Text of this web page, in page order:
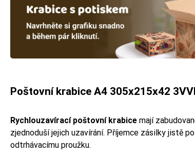
Poštovní krabice A4 305x215x42
Rychlouzavírací poštovní krabice mají
zjednoduší jejich uzavírání. Příjemce zásilky jistě
odtrhávacímu proužku.